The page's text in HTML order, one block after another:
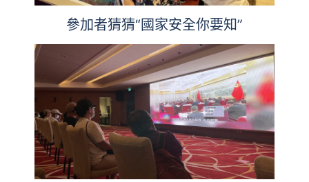
參加者猜猜“國家安全你要知”